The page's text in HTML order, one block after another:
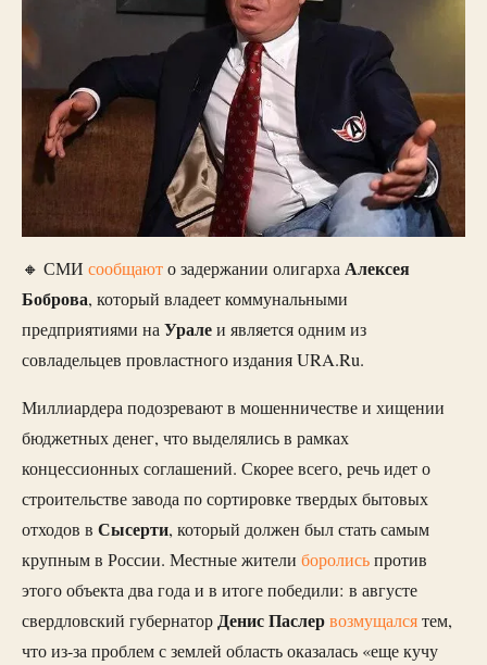
🔸 СМИ сообщаюто задержании олигархаАлексея
Боброва, который владеет коммунальными
предприятиями наУралеи является одним из
совладельцев провластного издания URA.Ru.
Миллиардера подозревают в мошенничестве и хищении
бюджетных денег, что выделялись в рамках
концессионных соглашений. Скорее всего, речь идет о
строительстве завода по сортировке твердых бытовых
отходов в Сысерти, который должен был стать самым
крупным в России. Местные жители боролисьпротив
этого объекта два года и в итоге победили: в августе
свердловский губернаторДенис Паслервозмущалсятем,
что из-за проблем с землей область оказалась «еще кучу